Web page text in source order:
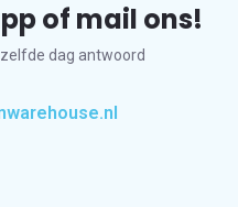
of mail ons!
dag antwoord